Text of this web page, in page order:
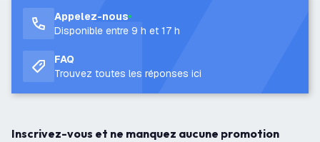
Appelez-nous
Disponible entre 9 h et 17 h
FAQ
Trouvez toutes les réponses ici
Inscrivez-vous et ne manquez aucune promotion